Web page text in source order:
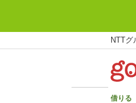
NTTグ
借りる